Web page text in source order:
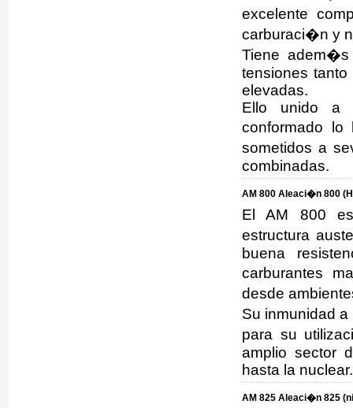
excelente
carburaci�n y
Tiene
tensiones
elevadas.
Ello unido a
conformado
sometidos a
combinadas.
AM 800 Aleaci�n 800
El AM 800
estructura
buena
carburantes
desde
Su inmunidad
para su
amplio sector
hasta la nuclear.
AM 825 Aleaci�n 825